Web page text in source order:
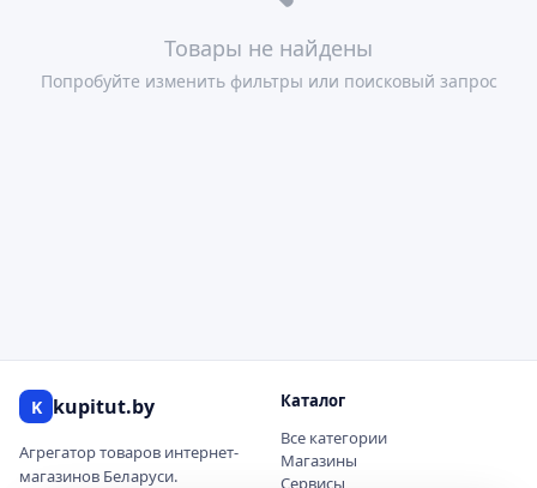
Товары не найдены
Попробуйте изменить фильтры или поисковый запрос
K kupitut.by
Агрегатор товаров интернет-
магазинов Беларуси.
Каталог
Все категории
Магазины
Сервисы